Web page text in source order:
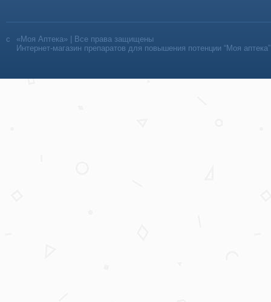
«Моя Аптека» | Все права защищены
Интернет-магазин препаратов для повышения потенции “Моя